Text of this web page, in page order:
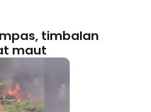
timbalan
maut